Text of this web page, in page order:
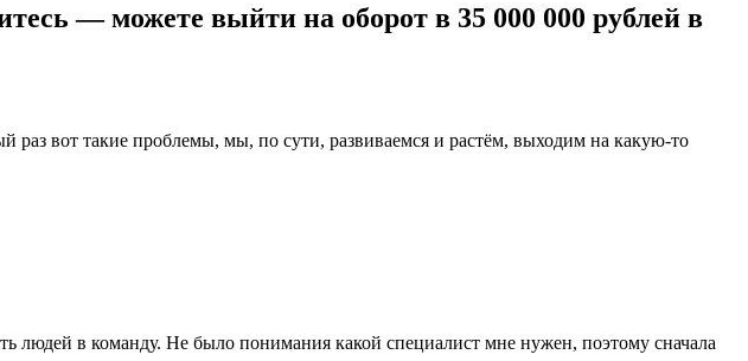
— можете выйти на оборот в 35 000 000 рублей в
раз вот такие проблемы, мы, по сути, развиваемся и растём, выходим на какую-то
людей в команду. Не было понимания какой специалист мне нужен, поэтому сначала